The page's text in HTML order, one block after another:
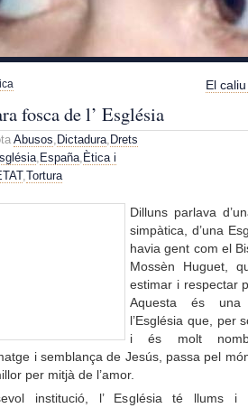
El
fosca de l’ Església
Abusos, Dictadura, Drets
, España, Ètica i
,Tortura
Dilluns parlava
simpàtica, d’una
havia gent com el
Mossèn Huguet,
estimar i respectar
Aquesta és
l’Església que, per
i és molt
i semblança de Jesús, passa pel
per mitjà de l’amor.
institució, l’ Església té llums i